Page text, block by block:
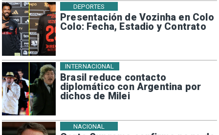
Presentación de Vozinha en Colo
Colo: Fecha, Estadio y Contrato
DEPORTES
Brasil reduce contacto
diplomático con Argentina por
dichos de Milei
INTERNACIONAL
NACIONAL